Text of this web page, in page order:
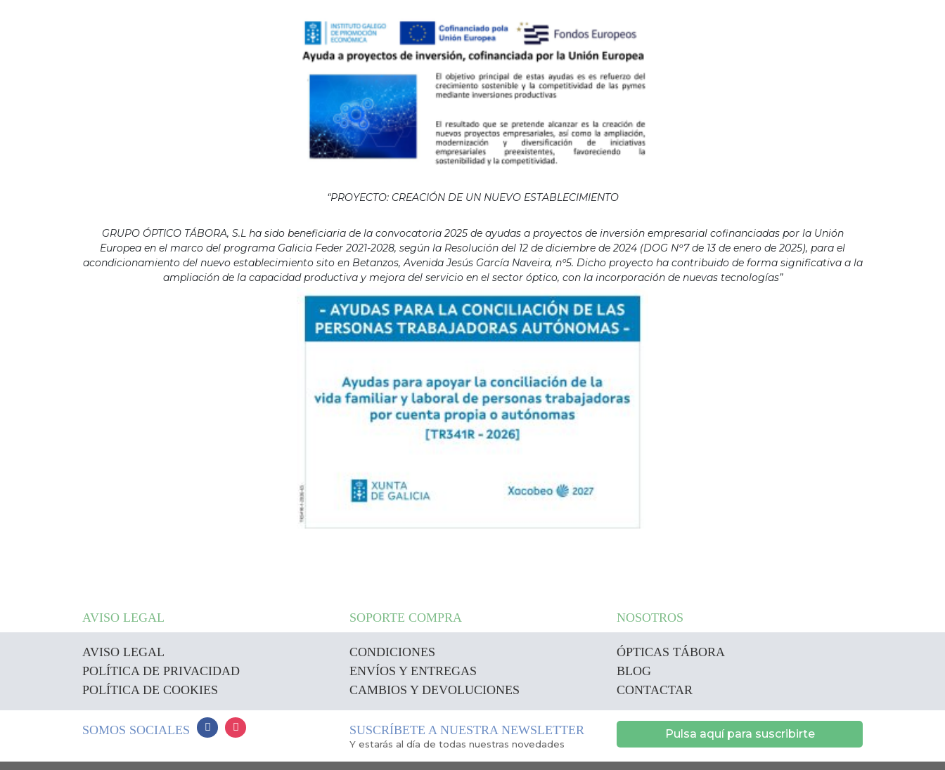
“PROYECTO: CREACIÓN DE UN NUEVO ESTABLECIMIENTO
GRUPO ÓPTICO TÁBORA, S.L ha sido beneficiaria de la convocatoria 2025 de ayudas a proyectos de inversión empresarial cofinanciadas por la Unión
Europea en el marco del programa Galicia Feder 2021-2028, según la Resolución del 12 de diciembre de 2024 (DOG Nº7 de 13 de enero de 2025), para el
acondicionamiento del nuevo establecimiento sito en Betanzos, Avenida Jesús García Naveira, nº5. Dicho proyecto ha contribuido de forma significativa a la
ampliación de la capacidad productiva y mejora del servicio en el sector óptico, con la incorporación de nuevas tecnologías”
AVISO LEGAL SOPORTE COMPRA NOSOTROS
AVISO LEGAL
POLÍTICA DE PRIVACIDAD
POLÍTICA DE COOKIES
CONDICIONES
ENVÍOS Y ENTREGAS
CAMBIOS Y DEVOLUCIONES
ÓPTICAS TÁBORA
BLOG
CONTACTAR
SOMOS SOCIALES SUSCRÍBETE A NUESTRA NEWSLETTER
Y estarás al día de todas nuestras novedades
Pulsa aquí para suscribirte